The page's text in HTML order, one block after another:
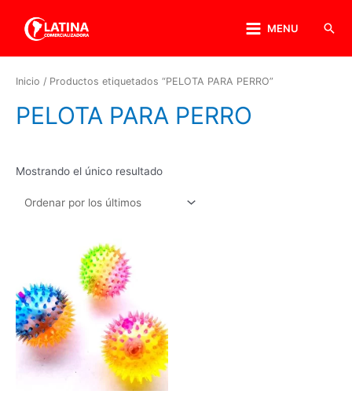
MENU
Inicio / Productos etiquetados “PELOTA PARA PERRO”
PELOTA PARA PERRO
Mostrando el único resultado